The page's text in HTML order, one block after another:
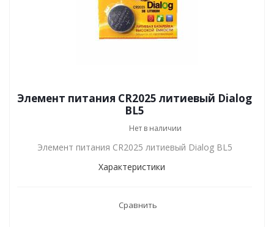
Элемент питания CR2025 литиевый Dialog
BL5
Нет в наличии
Элемент питания CR2025 литиевый Dialog BL5
Характеристики
Сравнить